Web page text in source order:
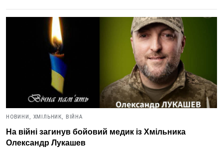
НОВИНИ, ХМІЛЬНИК, ВІЙНА
На війні загинув бойовий медик із Хмільника
Олександр Лукашев